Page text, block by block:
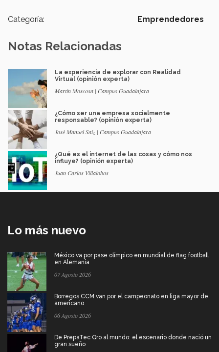
Categoría: Emprendedores
Notas Relacionadas
La experiencia de explorar con Realidad
Virtual (opinión experta)
Martín Moscosa | Campus Guadalajara
¿Cómo ser una empresa socialmente
responsable? (opinión experta)
José Manuel Saiz | Campus Guadalajara
¿Qué es el internet de las cosas y cómo nos
influye? (opinión experta)
Juan Carlos Villalobos
Lo más nuevo
México va por pase olímpico en mundial de flag football
en Alemania
07 Agosto 2026
Borregos CCM van por el campeonato en liga mayor de
americano
06 Agosto 2026
De PrepaTec Qro al mundo: el escenario donde nació un
gran sueño